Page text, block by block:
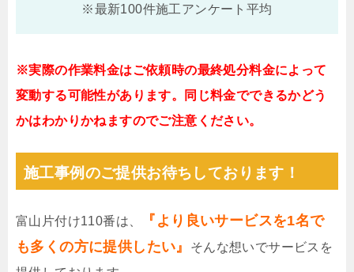
※最新100件施工アンケート平均
※実際の作業料金はご依頼時の最終処分料金によって
変動する可能性があります。同じ料金でできるかどう
かはわかりかねますのでご注意ください。
施工事例のご提供お待ちしております！
富山片付け110番は、
『より良いサービスを1名で
も多くの方に提供したい』
そんな想いでサービスを